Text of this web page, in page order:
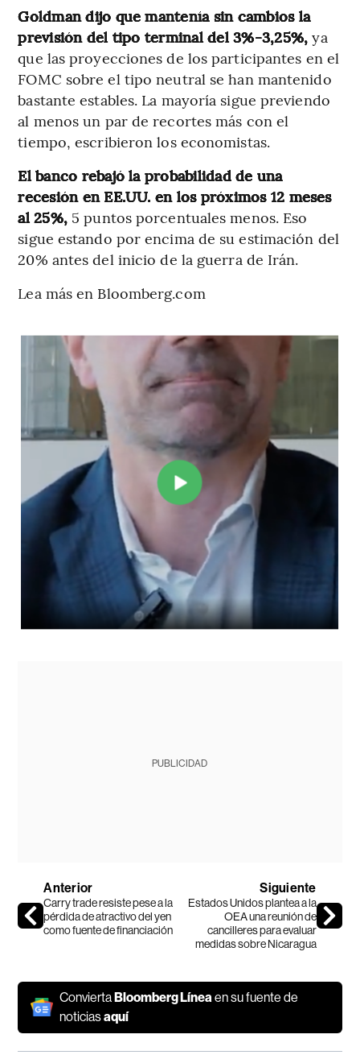
Goldman dijo que mantenía sin cambios la
previsión del tipo terminal del 3%-3,25%,ya
que las proyecciones de los participantes en el
FOMC sobre el tipo neutral se han mantenido
bastante estables. La mayoría sigue previendo
al menos un par de recortes más con el
tiempo, escribieron los economistas.
El banco rebajó la probabilidad de una
recesión en EE.UU. en los próximos 12 meses
al 25%, 5 puntos porcentuales menos. Eso
sigue estando por encima de su estimación del
20% antes del inicio de la guerra de Irán.
Lea más en Bloomberg.com
PUBLICIDAD
Anterior
Carry trade resiste pese a la
pérdida de atractivo del yen
como fuente de financiación
Siguiente
Estados Unidos plantea a la
OEA una reunión de
cancilleres para evaluar
medidas sobre Nicaragua
ConviertaBloomberg Línea en su fuente de
noticiasaquí